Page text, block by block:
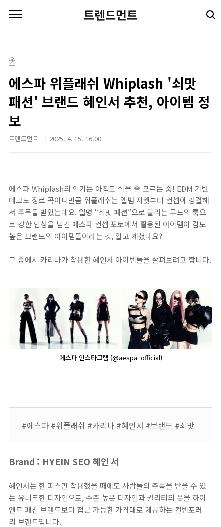
트렌드먼트
옷
에스파 위플래쉬 Whiplash '쇠맛
패션' 브랜드 혜인서 추천, 아이템 정
보
트렌드먼트 2025. 4. 15. 16:00
에스파 Whiplash의 인기는 아직도 식을 줄 모르는 중! EDM 기반
테크노 장르 곡이니만큼 위플래쉬는 앨범 자켓부터 컨셉이 강렬해
서 주목을 받았는데요. 일명 “쇠맛 패션”으로 불리는 무드의 룩으
로 강한 인상을 남긴 에스파 컨셉 포토에서 활용된 아이템이 감도
높은 브랜드의 아이템들이라는 것, 알고 계셨나요?
그 중에서 카리나가 착용한 혜인서 아이템들을 살펴보려고 합니다.
에스파 인스타그램 (@aespa_official)
#에스파 #위플래쉬 #카리나 #혜인서 #브랜드 #쇠맛
Brand : HYEIN SEO 혜인 서
혜인서는 한 피스만 착용했을 때에도 사람들의 주목을 받을 수 있
는 유니크한 디자인으로, 수준 높은 디자인과 퀄리티의 옷을 하이
엔드 패션 브랜드보다 접근 가능한 가격대로 제공하는 컨템포러
리 브랜드입니다.